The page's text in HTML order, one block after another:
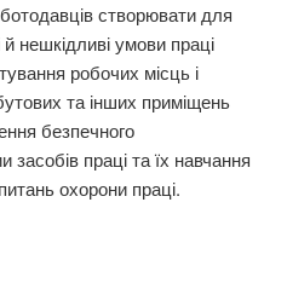
створювати для
й нешкідливі умови праці
робочих місць і
та інших при­міщень
безпечного
засобів праці та їх навчання
охорони праці.